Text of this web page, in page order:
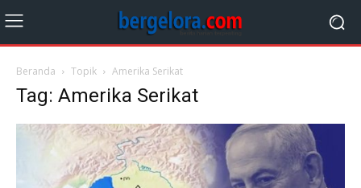
Beranda Topik Amerika Serikat
Tag: Amerika Serikat